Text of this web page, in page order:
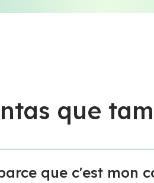
que
que c'est mon